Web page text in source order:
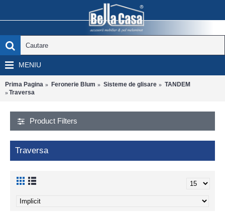
MENIU
Prima Pagina Feronerie Blum Sisteme de glisare
TANDEM
Traversa
Product Filters
Traversa